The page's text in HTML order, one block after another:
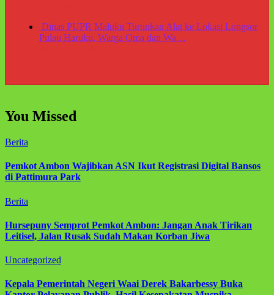
Dinas PUPR Maluku Turunkan Alat ke Lokasi Longsor
Pulau Haruku, Warga Oma dan Wa…
You Missed
Berita
Pemkot Ambon Wajibkan ASN Ikut Registrasi Digital Bansos
di Pattimura Park
Berita
Hursepuny Semprot Pemkot Ambon: Jangan Anak Tirikan
Leitisel, Jalan Rusak Sudah Makan Korban Jiwa
Uncategorized
Kepala Pemerintah Negeri Waai Derek Bakarbessy Buka